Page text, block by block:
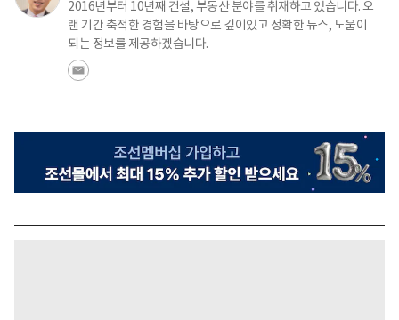
2016년부터 10년째 건설, 부동산 분야를 취재하고 있습니다. 오
랜 기간 축적한 경험을 바탕으로 깊이있고 정확한 뉴스, 도움이
되는 정보를 제공하겠습니다.